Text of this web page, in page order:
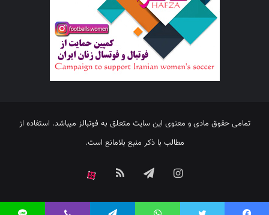
تمامی حقوق مادی و معنوی این سایت متعلق به فوتبالز میباشد. استفاده از
مطالب با ذکر منبع بلامانع است.
اینستاگرامتلگرام خوراک